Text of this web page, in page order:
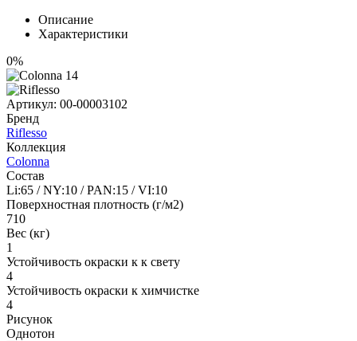
Описание
Характеристики
0%
Артикул: 00-00003102
Бренд
Riflesso
Коллекция
Colonna
Состав
Li:65 / NY:10 / PAN:15 / VI:10
Поверхностная плотность (г/м2)
710
Вес (кг)
1
Устойчивость окраски к к свету
4
Устойчивость окраски к химчистке
4
Рисунок
Однотон